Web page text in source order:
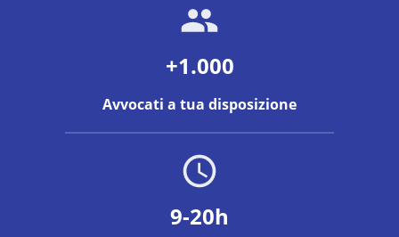
+1.000
Avvocati a tua disposizione
9-20h